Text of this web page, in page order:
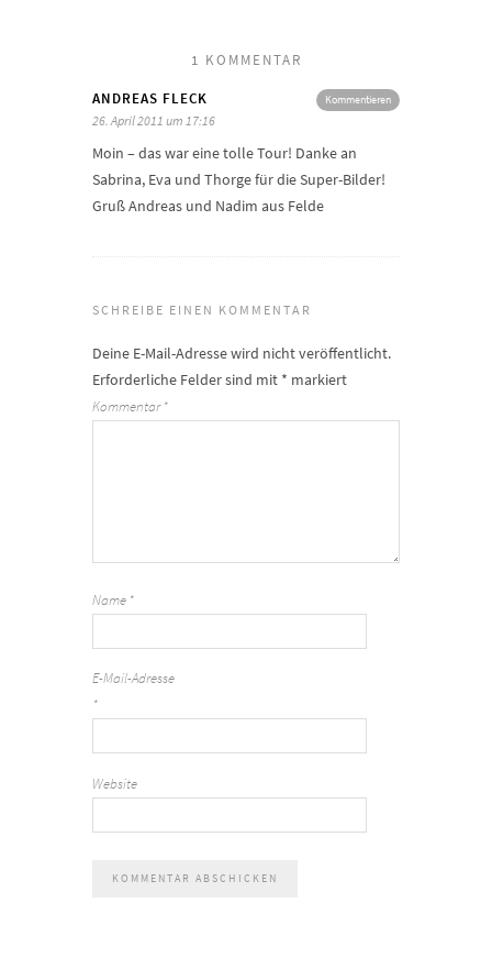
1 KOMMENTAR
Kommentieren
ANDREAS FLECK
26. April 2011 um 17:16
Moin – das war eine tolle Tour! Danke an
Sabrina, Eva und Thorge für die Super-Bilder!
Gruß Andreas und Nadim aus Felde
SCHREIBE EINEN KOMMENTAR
Deine E-Mail-Adresse wird nicht veröffentlicht.
Erforderliche Felder sind mit * markiert
Kommentar*
Name *
E-Mail-Adresse
*
Website